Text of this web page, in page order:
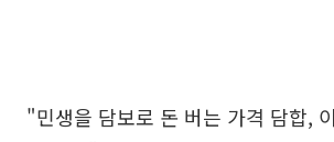
"민생을 담보로 돈 버는 가격 담합,